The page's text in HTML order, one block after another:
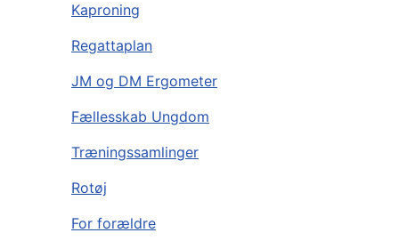
Kaproning
Regattaplan
JM og DM Ergometer
Fællesskab Ungdom
Træningssamlinger
Rotøj
For forældre